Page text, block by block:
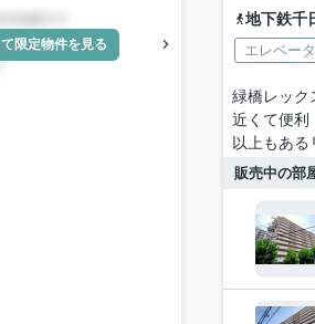
限定物件を見る
地下鉄千
エレベー
緑橋レック
近くて便利
以上もある
販売中の部